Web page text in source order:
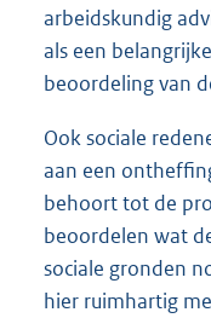
arbeidskundig
als een
beoordeling van
Ook sociale
aan een
behoort tot de
beoordelen wat
sociale gronden
hier ruimhartig